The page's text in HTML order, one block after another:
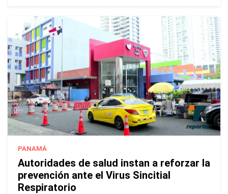
PANAMÁ
Autoridades de salud instan a reforzar la
prevención ante el Virus Sincitial
Respiratorio